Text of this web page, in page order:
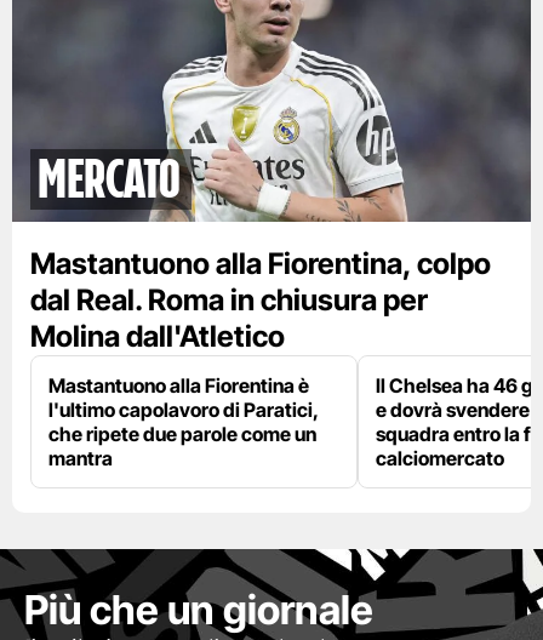
mercato
Mastantuono alla Fiorentina, colpo
dal Real. Roma in chiusura per
Molina dall'Atletico
Mastantuono alla Fiorentina è
l'ultimo capolavoro di Paratici,
che ripete due parole come un
mantra
Il Chelsea ha 46
e dovrà svendere
squadra entro la
calciomercato
Più che un giornale